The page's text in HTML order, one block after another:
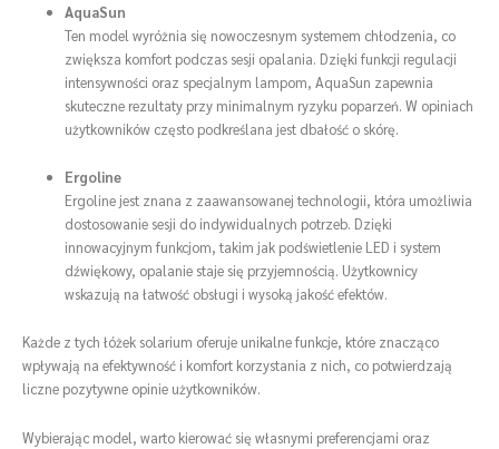
AquaSun
Ten model wyróżnia się nowoczesnym systemem chłodzenia, co
zwiększa komfort podczas sesji opalania. Dzięki funkcji regulacji
intensywności oraz specjalnym lampom, AquaSun zapewnia
skuteczne rezultaty przy minimalnym ryzyku poparzeń. W opiniach
użytkowników często podkreślana jest dbałość o skórę.
Ergoline
Ergoline jest znana z zaawansowanej technologii, która umożliwia
dostosowanie sesji do indywidualnych potrzeb. Dzięki
innowacyjnym funkcjom, takim jak podświetlenie LED i system
dźwiękowy, opalanie staje się przyjemnością. Użytkownicy
wskazują na łatwość obsługi i wysoką jakość efektów.
Każde z tych łóżek solarium oferuje unikalne funkcje, które znacząco
wpływają na efektywność i komfort korzystania z nich, co potwierdzają
liczne pozytywne opinie użytkowników.
Wybierając model, warto kierować się własnymi preferencjami oraz